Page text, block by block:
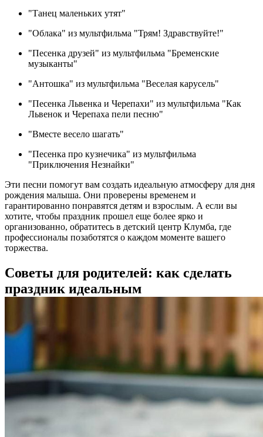
"Танец маленьких утят"
"Облака" из мультфильма "Трям! Здравствуйте!"
"Песенка друзей" из мультфильма "Бременские
музыканты"
"Антошка" из мультфильма "Веселая карусель"
"Песенка Львенка и Черепахи" из мультфильма "Как
Львенок и Черепаха пели песню"
"Вместе весело шагать"
"Песенка про кузнечика" из мультфильма
"Приключения Незнайки"
Эти песни помогут вам создать идеальную атмосферу для дня
рождения малыша. Они проверены временем и
гарантированно понравятся детям и взрослым. А если вы
хотите, чтобы праздник прошел еще более ярко и
организованно, обратитесь в детский центр Клумба, где
профессионалы позаботятся о каждом моменте вашего
торжества.
Советы для родителей: как сделать
праздник идеальным